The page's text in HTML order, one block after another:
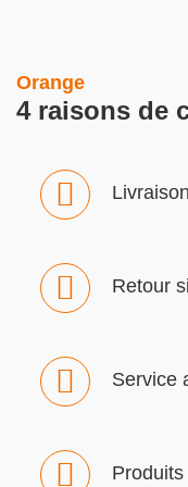
Orange
4 raisons de
Retour
Service